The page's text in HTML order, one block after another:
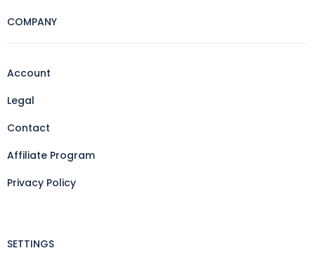
COMPANY
Account
Legal
Contact
Affiliate Program
Privacy Policy
SETTINGS